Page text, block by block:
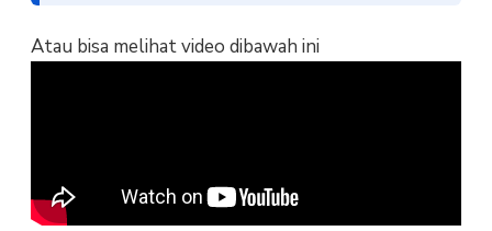
Atau bisa melihat video dibawah ini